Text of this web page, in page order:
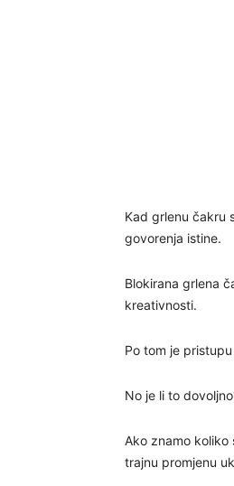
Kad grlenu čakru
govorenja istine.
Blokirana grlena
kreativnosti.
Po tom je
No je li to
Ako znamo koliko
trajnu promjenu